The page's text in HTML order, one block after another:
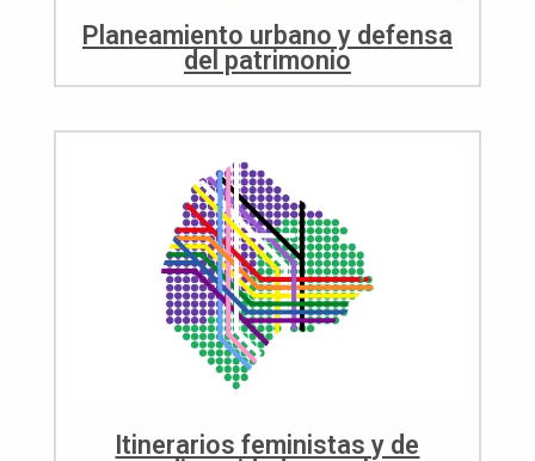
Planeamiento urbano y defensa
del patrimonio
Itinerarios feministas y de